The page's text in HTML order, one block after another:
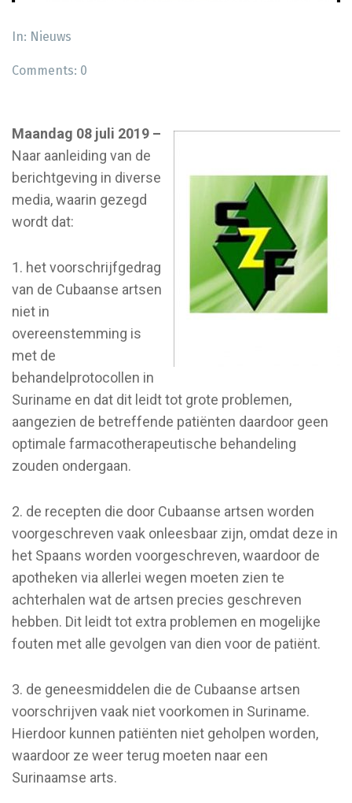
In: Nieuws
Comments: 0
Maandag 08 juli 2019 –
Naar aanleiding van de
berichtgeving in diverse
media, waarin gezegd
wordt dat:
1. het voorschrijfgedrag
van de Cubaanse artsen
niet in
overeenstemming is
met de
behandelprotocollen in
Suriname en dat dit leidt tot grote problemen,
aangezien de betreffende patiënten daardoor geen
optimale farmacotherapeutische behandeling
zouden ondergaan.
2. de recepten die door Cubaanse artsen worden
voorgeschreven vaak onleesbaar zijn, omdat deze in
het Spaans worden voorgeschreven, waardoor de
apotheken via allerlei wegen moeten zien te
achterhalen wat de artsen precies geschreven
hebben. Dit leidt tot extra problemen en mogelijke
fouten met alle gevolgen van dien voor de patiënt.
3. de geneesmiddelen die de Cubaanse artsen
voorschrijven vaak niet voorkomen in Suriname.
Hierdoor kunnen patiënten niet geholpen worden,
waardoor ze weer terug moeten naar een
Surinaamse arts.